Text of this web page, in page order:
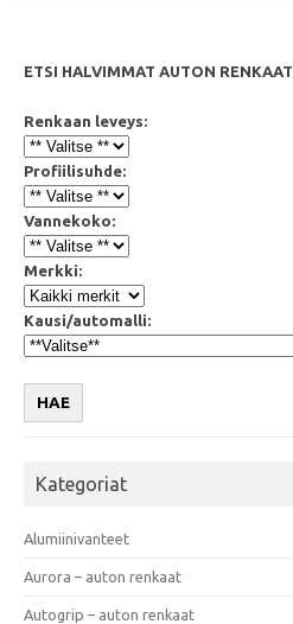
ETSI HALVIMMAT AUTON RENKAAT
Renkaan leveys:
Profiilisuhde:
Vannekoko:
Merkki:
Kausi/automalli:
HAE
Kategoriat
Alumiinivanteet
Aurora – auton renkaat
Autogrip – auton renkaat